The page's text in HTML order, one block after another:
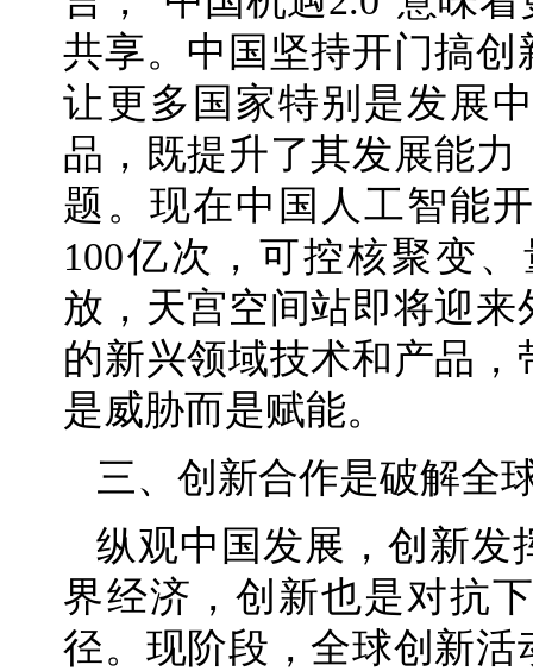
共享。中国坚持开门搞
让更多国家特别是发展
品，既提升了其发展能
题。现在中国人工智能
100亿次，可控核聚变
放，天宫空间站即将迎
的新兴领域技术和产品
是威胁而是赋能。
三、创新合作是破解全
纵观中国发展，创新发
界经济，创新也是对抗
径。现阶段，全球创新